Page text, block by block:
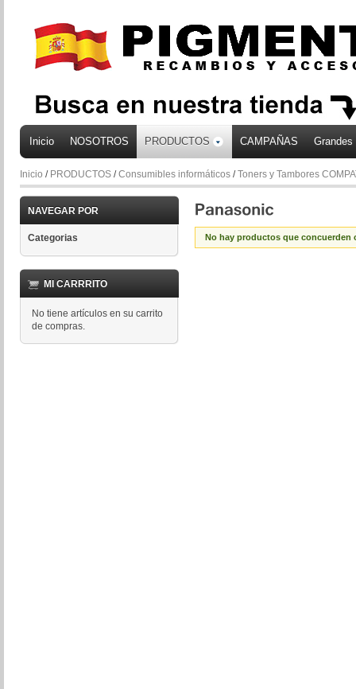
Inicio NOSOTROS PRODUCTOS CAMPAÑAS
Inicio / PRODUCTOS /Consumibles informáticos /Toners y Tambores
NAVEGAR POR
Categorias
MI CARRRITO
No tiene artículos en su carrito
de compras.
No hay productos que concuerden